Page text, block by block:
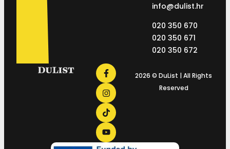
info@dulist.hr
020 350 670
020 350 671
020 350 672
2026 © DuList | All Rights
Reserved